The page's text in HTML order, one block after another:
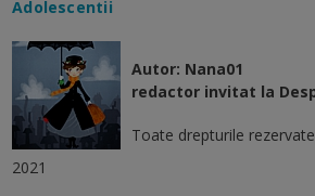
Adolescentii
Autor: Nana01
redactor invitat la
Toate drepturile
2021